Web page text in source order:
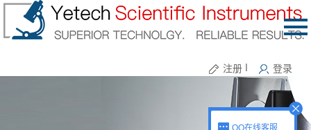
注册 登录
QQ在线客服